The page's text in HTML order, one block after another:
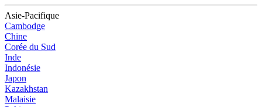
Asie-Pacifique
Cambodge
Chine
Corée du Sud
Inde
Indonésie
Japon
Kazakhstan
Malaisie